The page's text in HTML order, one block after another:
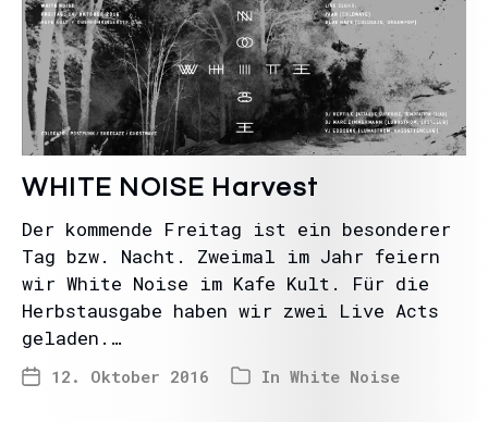
WHITE NOISE Harvest
Der kommende Freitag ist ein besonderer
Tag bzw. Nacht. Zweimal im Jahr feiern
wir White Noise im Kafe Kult. Für die
Herbstausgabe haben wir zwei Live Acts
geladen.…
12. Oktober 2016 In White Noise